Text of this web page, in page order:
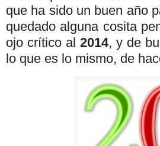
que ha sido un buen año
quedado alguna cosita
ojo crítico al2014, y de
lo que es lo mismo, de